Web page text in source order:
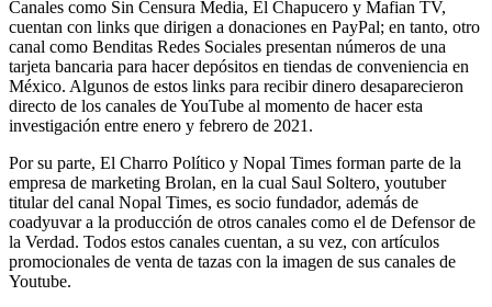
Canales como Sin Censura Media, El Chapucero y Mafian TV,
cuentan con links que dirigen a donaciones en PayPal; en tanto, otro
canal como Benditas Redes Sociales presentan números de una
tarjeta bancaria para hacer depósitos en tiendas de conveniencia en
México. Algunos de estos links para recibir dinero desaparecieron
directo de los canales de YouTube al momento de hacer esta
investigación entre enero y febrero de 2021.
Por su parte, El Charro Político y Nopal Times forman parte de la
empresa de marketing Brolan, en la cual Saul Soltero, youtuber
titular del canal Nopal Times, es socio fundador, además de
coadyuvar a la producción de otros canales como el de Defensor de
la Verdad. Todos estos canales cuentan, a su vez, con artículos
promocionales de venta de tazas con la imagen de sus canales de
Youtube.